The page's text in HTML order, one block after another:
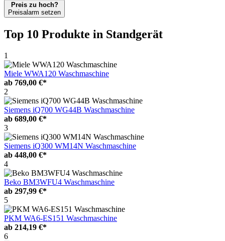
Preis zu hoch?
Preisalarm setzen
Top 10 Produkte in Standgerät
1
Miele WWA120 Waschmaschine
ab 769,00 €*
2
Siemens iQ700 WG44B Waschmaschine
ab 689,00 €*
3
Siemens iQ300 WM14N Waschmaschine
ab 448,00 €*
4
Beko BM3WFU4 Waschmaschine
ab 297,99 €*
5
PKM WA6-ES151 Waschmaschine
ab 214,19 €*
6